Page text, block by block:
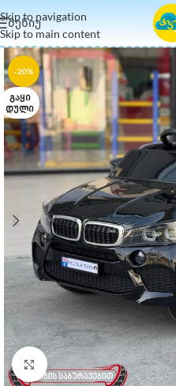
Skip to navigation
Skip to main content
ᲛᲔᲜᲘᲣ
-20%
ᲒᲐᲧᲘ
ᲓᲣᲚᲘ
Click to enlarge